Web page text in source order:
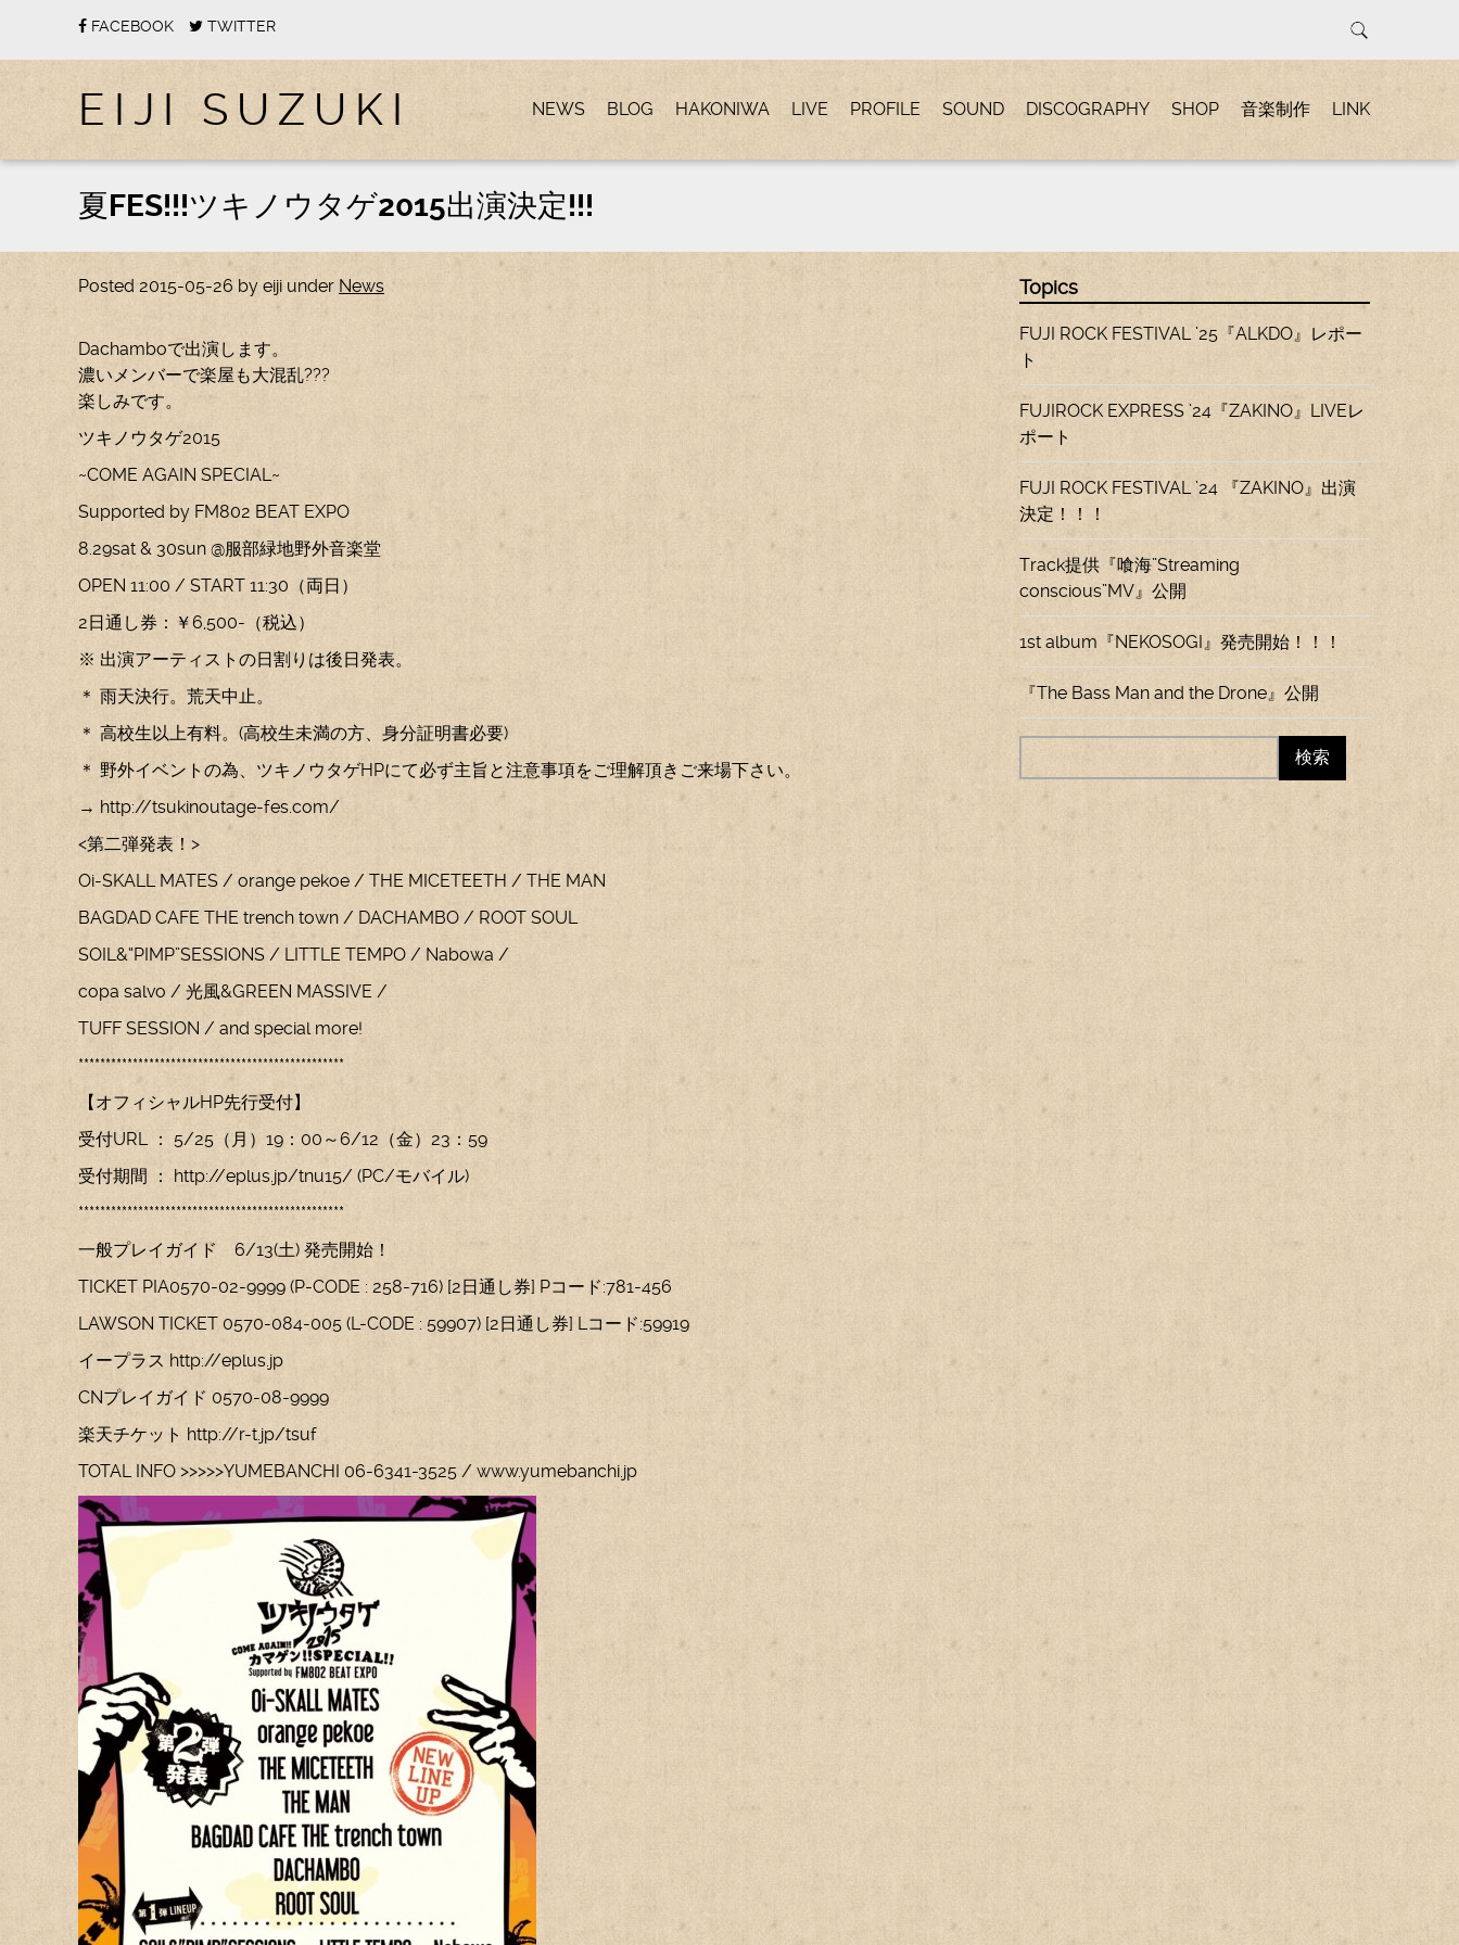
FACEBOOK TWITTER
EIJI SUZUKI NEWS BLOG HAKONIWA LIVE PROFILE SOUND DISCOGRAPHY SHOP 音楽制作 LINK
夏FES!!!ツキノウタゲ2015出演決定!!!
Posted 2015-05-26 by eiji under News
Dachamboで出演します。
濃いメンバーで楽屋も大混乱???
楽しみです。
ツキノウタゲ2015
~COME AGAIN SPECIAL~
Supported by FM802 BEAT EXPO
8.29sat & 30sun @服部緑地野外音楽堂
OPEN 11:00 / START 11:30（両日）
2日通し券：￥6,500-（税込）
※ 出演アーティストの日割りは後日発表。
＊ 雨天決行。荒天中止。
＊ 高校生以上有料。(高校生未満の方、身分証明書必要)
＊ 野外イベントの為、ツキノウタゲHPにて必ず主旨と注意事項をご理解頂きご来場下さい。
→ http://tsukinoutage-fes.com/
<第二弾発表！>
Oi-SKALL MATES / orange pekoe / THE MICETEETH / THE MAN
BAGDAD CAFE THE trench town / DACHAMBO / ROOT SOUL
SOIL&“PIMP”SESSIONS / LITTLE TEMPO / Nabowa /
copa salvo / 光風&GREEN MASSIVE /
TUFF SESSION / and special more!
*************************************************
【オフィシャルHP先行受付】
受付URL ： 5/25（月）19：00～6/12（金）23：59
受付期間 ： http://eplus.jp/tnu15/ (PC/モバイル)
*************************************************
一般プレイガイド 6/13(土) 発売開始！
TICKET PIA0570-02-9999 (P-CODE : 258-716) [2日通し券] Pコード:781-456
LAWSON TICKET 0570-084-005 (L-CODE : 59907) [2日通し券] Lコード:59919
イープラス http://eplus.jp
CNプレイガイド 0570-08-9999
楽天チケット http://r-t.jp/tsuf
TOTAL INFO >>>>>YUMEBANCHI 06-6341-3525 / www.yumebanchi.jp
Topics
FUJI ROCK FESTIVAL ’25『ALKDO』レポー
ト
FUJIROCK EXPRESS ’24『ZAKINO』LIVEレ
ポート
FUJI ROCK FESTIVAL ’24 『ZAKINO』出演
決定！！！
Track提供『喰海”Streaming
conscious”MV』公開
1st album『NEKOSOGI』発売開始！！！
『The Bass Man and the Drone』公開